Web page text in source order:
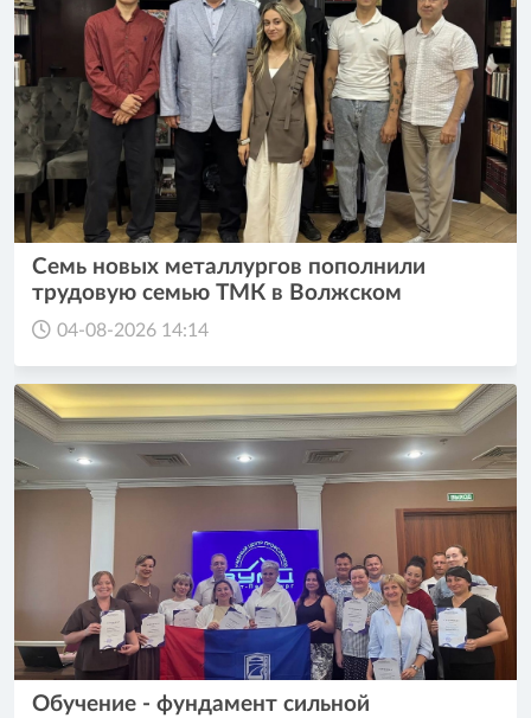
Семь новых металлургов пополнили
трудовую семью ТМК в Волжском
04-08-2026 14:14
Обучение - фундамент сильной